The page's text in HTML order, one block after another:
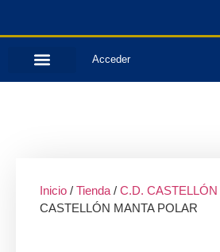
Acceder
Inicio / Tienda / C.D. CASTELLÓN
CASTELLÓN MANTA POLAR